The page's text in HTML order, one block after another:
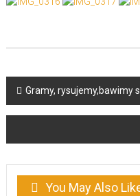
Post
navigation
Gramy, rysujemy,bawimy
You May Also